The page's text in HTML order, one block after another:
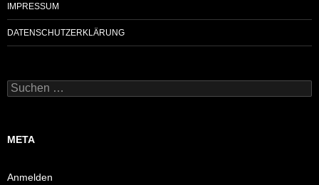
IMPRESSUM
DATENSCHUTZERKLÄRUNG
Suchen
nach:
META
Anmelden